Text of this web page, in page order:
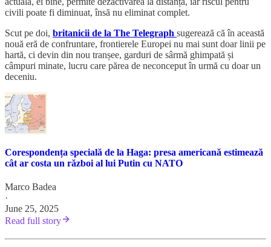
civili poate fi diminuat, însă nu eliminat complet.
Scut pe doi, britanicii de la The Telegraph sugerează că în această
nouă eră de confruntare, frontierele Europei nu mai sunt doar linii pe
hartă, ci devin din nou tranșee, garduri de sârmă ghimpată și
câmpuri minate, lucru care părea de neconceput în urmă cu doar un
deceniu.
Corespondența specială de la Haga: presa americană estimează
cât ar costa un război al lui Putin cu NATO
Marco Badea
·
June 25, 2025
Read full story